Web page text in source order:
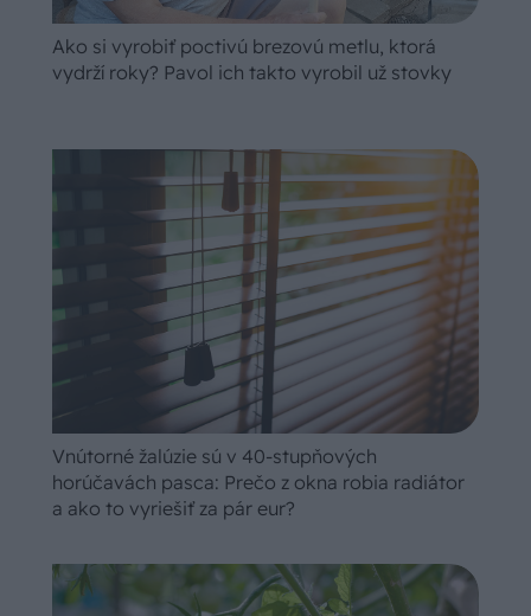
Ako si vyrobiť poctivú brezovú metlu, ktorá
vydrží roky? Pavol ich takto vyrobil už stovky
Vnútorné žalúzie sú v 40-stupňových
horúčavách pasca: Prečo z okna robia radiátor
a ako to vyriešiť za pár eur?